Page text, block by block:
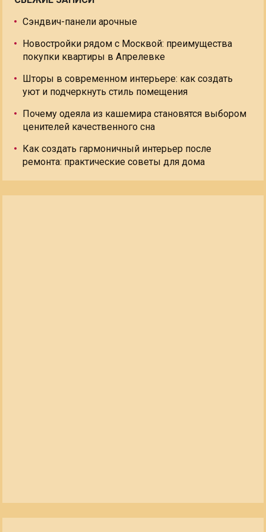
Сэндвич-панели арочные
Новостройки рядом с Москвой: преимущества
покупки квартиры в Апрелевке
Шторы в современном интерьере: как создать
уют и подчеркнуть стиль помещения
Почему одеяла из кашемира становятся выбором
ценителей качественного сна
Как создать гармоничный интерьер после
ремонта: практические советы для дома